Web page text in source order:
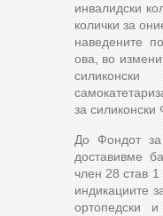
инвалидски
колички за
наведените
ова, во
за силиконски
До Фондот за
доставивме
член 28 став
индикациите
ортопедски